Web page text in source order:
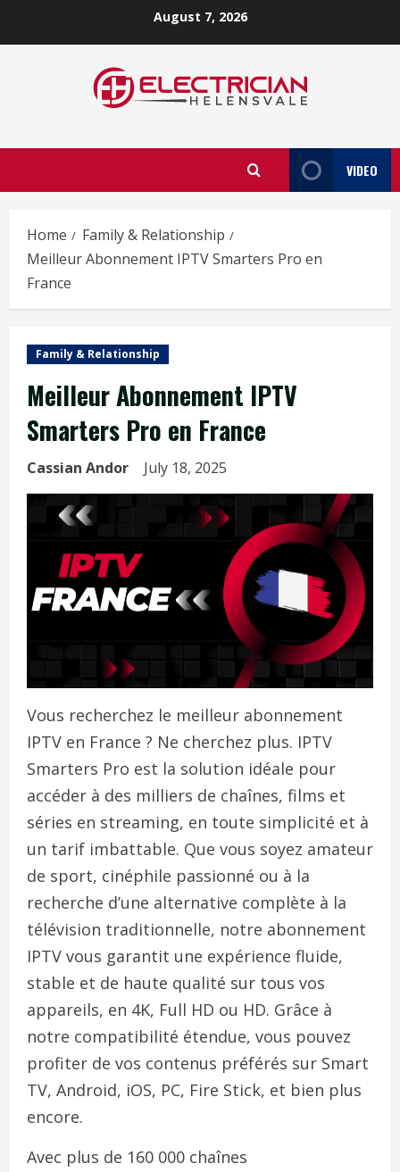
August 7, 2026
VIDEO
Home
Family & Relationship
Meilleur Abonnement IPTV Smarters Pro en
France
Family & Relationship
Meilleur Abonnement IPTV
Smarters Pro en France
Cassian Andor July 18, 2025
Vous recherchez le meilleur abonnement
IPTV en France ? Ne cherchez plus. IPTV
Smarters Pro est la solution idéale pour
accéder à des milliers de chaînes, films et
séries en streaming, en toute simplicité et à
un tarif imbattable. Que vous soyez amateur
de sport, cinéphile passionné ou à la
recherche d’une alternative complète à la
télévision traditionnelle, notre abonnement
IPTV vous garantit une expérience fluide,
stable et de haute qualité sur tous vos
appareils, en 4K, Full HD ou HD. Grâce à
notre compatibilité étendue, vous pouvez
profiter de vos contenus préférés sur Smart
TV, Android, iOS, PC, Fire Stick, et bien plus
encore.
Avec plus de 160 000 chaînes